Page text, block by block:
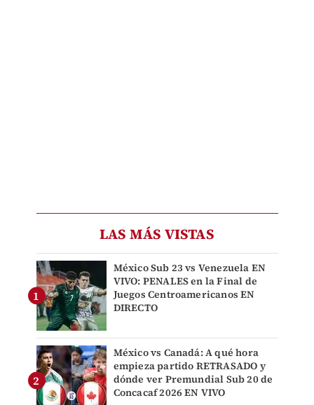
LAS MÁS VISTAS
México Sub 23 vs Venezuela EN
VIVO: PENALES en la Final de
Juegos Centroamericanos EN
DIRECTO
México vs Canadá: A qué hora
empieza partido RETRASADO y
dónde ver Premundial Sub 20 de
Concacaf 2026 EN VIVO